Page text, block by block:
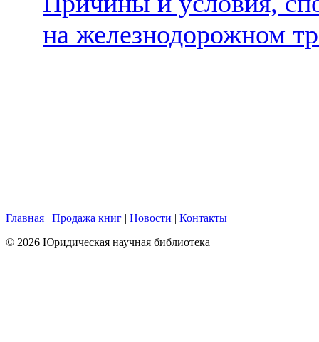
на железнодорожном
Главная | Продажа книг | Новости | Контакты |
© 2026 Юридическая научная библиотека